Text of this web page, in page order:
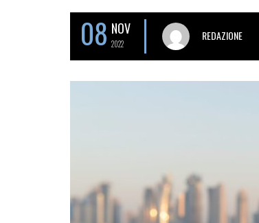
08 NOV
2022
REDAZIONE